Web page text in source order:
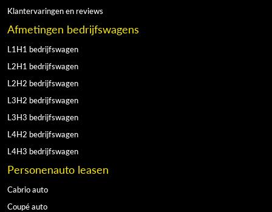
Klantervaringen en reviews
Afmetingen bedrijfswagens
L1H1 bedrijfswagen
L2H1 bedrijfswagen
L2H2 bedrijfswagen
L3H2 bedrijfswagen
L3H3 bedrijfswagen
L4H2 bedrijfswagen
L4H3 bedrijfswagen
Personenauto leasen
Cabrio auto
Coupé auto